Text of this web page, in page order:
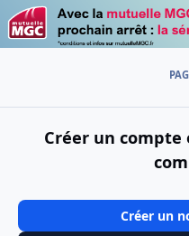
Créer un compte
Créer un